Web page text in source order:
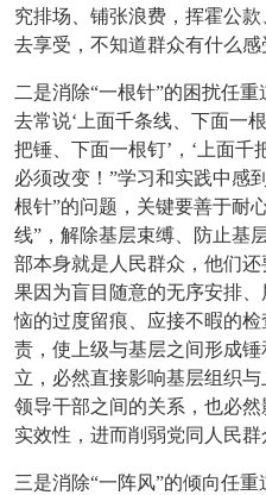
究排场、铺张浪费，挥霍公
去享受，不知道群众有什么感
二是消除“一根针”的困扰任
去常说‘上面千条线、下面一
把锤、下面一根钉’，‘上面千
必须改变！”学习和实践中感
根针”的问题，关键要善于耐
线”，解除基层束缚、防止基
部本身就是人民群众，他们
果因为盲目随意的无序安排
恼的过度留痕、应接不暇的
责，使上级与基层之间形成
立，必然直接影响基层组织
领导干部之间的关系，也必
实效性，进而削弱党同人民群
三是消除“一阵风”的倾向任